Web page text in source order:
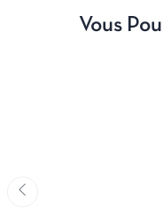
Vous